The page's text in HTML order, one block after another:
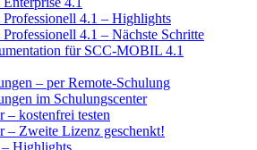
4.1 – Highlights
4.1 – Nächste Schritte
für SCC-MOBIL 4.1
– per Remote-Schulung
im Schulungscenter
kostenfrei testen
– Zweite Lizenz geschenkt!
Highlights